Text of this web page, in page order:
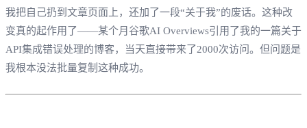
我把自己扔到文章页面上，还加了一段“关于我”的废话。这种改
变真的起作用了——某个月谷歌AI Overviews引用了我的一篇关于
API集成错误处理的博客，当天直接带来了2000次访问。但问题是
我根本没法批量复制这种成功。